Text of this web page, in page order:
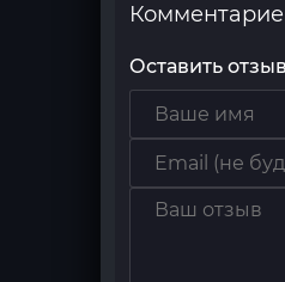
Оставить отзыв